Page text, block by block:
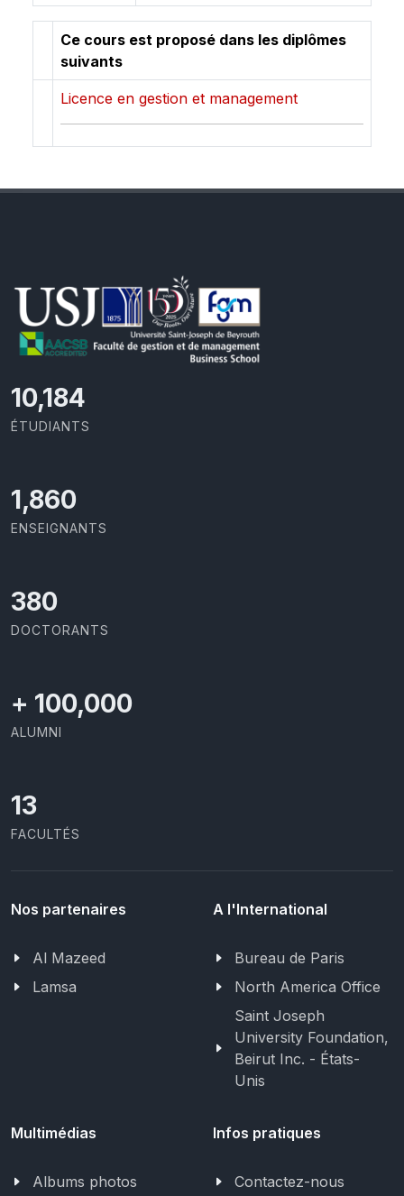
Ce cours est proposé dans les diplômes
suivants
Licence en gestion et management
10,801
ÉTUDIANTS
1,973
ENSEIGNANTS
403
DOCTORANTS
+ 100,000
ALUMNI
13
FACULTÉS
Nos partenaires
Al Mazeed
Lamsa
A l'International
Bureau de Paris
North America Office
Saint Joseph
University Foundation,
Beirut Inc. - États-
Unis
Multimédias
Albums photos
Infos pratiques
Contactez-nous